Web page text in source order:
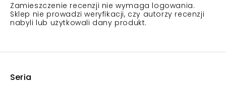
Zamieszczenie recenzji nie wymaga logowania.
Sklep nie prowadzi weryfikacji, czy autorzy recenzji
nabyli lub użytkowali dany produkt.
Seria